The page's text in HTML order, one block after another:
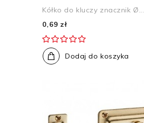
Kółko do kluczy znacznik Ø...
0,69 zł
Dodaj do koszyka